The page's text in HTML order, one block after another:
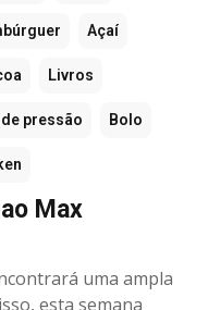
Açaí
Livros
de pressão Bolo
Max
uma ampla
esta semana